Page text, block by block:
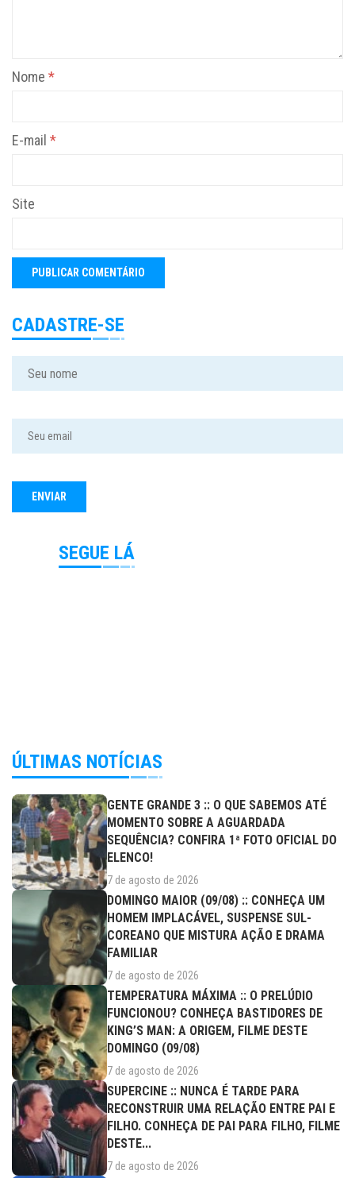
Nome *
E-mail *
Site
CADASTRE-SE
SEGUE LÁ
ÚLTIMAS NOTÍCIAS
GENTE GRANDE 3 :: O QUE SABEMOS ATÉ
MOMENTO SOBRE A AGUARDADA
SEQUÊNCIA? CONFIRA 1ª FOTO OFICIAL DO
ELENCO!
7 de agosto de 2026
DOMINGO MAIOR (09/08) :: CONHEÇA UM
HOMEM IMPLACÁVEL, SUSPENSE SUL-
COREANO QUE MISTURA AÇÃO E DRAMA
FAMILIAR
7 de agosto de 2026
TEMPERATURA MÁXIMA :: O PRELÚDIO
FUNCIONOU? CONHEÇA BASTIDORES DE
KING’S MAN: A ORIGEM, FILME DESTE
DOMINGO (09/08)
7 de agosto de 2026
SUPERCINE :: NUNCA É TARDE PARA
RECONSTRUIR UMA RELAÇÃO ENTRE PAI E
FILHO. CONHEÇA DE PAI PARA FILHO, FILME
DESTE...
7 de agosto de 2026